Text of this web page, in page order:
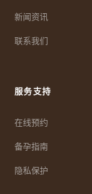
新闻资讯
联系我们
服务支持
在线预约
备孕指南
隐私保护